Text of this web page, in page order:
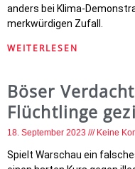
anders bei Klima-
merkwürdigen Zufall.
WEITERLESEN
Böser
Flüchtlinge
18. September 2023 Keine
Spielt Warschau ein